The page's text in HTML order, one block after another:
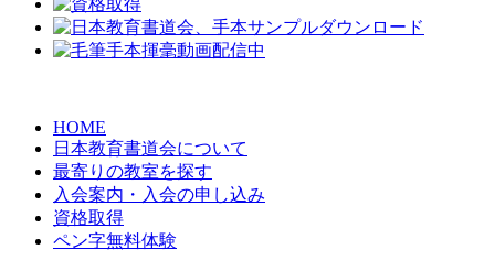
HOME
日本教育書道会について
最寄りの教室を探す
入会案内・入会の申し込み
資格取得
ペン字無料体験